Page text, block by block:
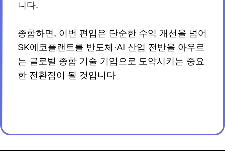
니다.
종합하면, 이번 편입은 단순한 수익 개선을 넘어
SK에코플랜트를 반도체·AI 산업 전반을 아우르
는 글로벌 종합 기술 기업으로 도약시키는 중요
한 전환점이 될 것입니다